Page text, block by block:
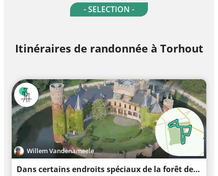
- SELECTION -
Itinéraires de randonnée à Torhout
Willem Vandenameele
Dans certains endroits spéciaux de la forêt de Wijnendale